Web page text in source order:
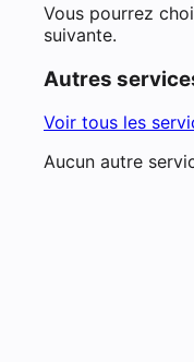
Vous pourrez
suivante.
Autres
Voir tous les
Aucun autre